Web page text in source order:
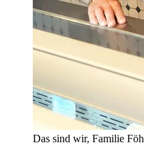
Das sind wir, Familie Föh